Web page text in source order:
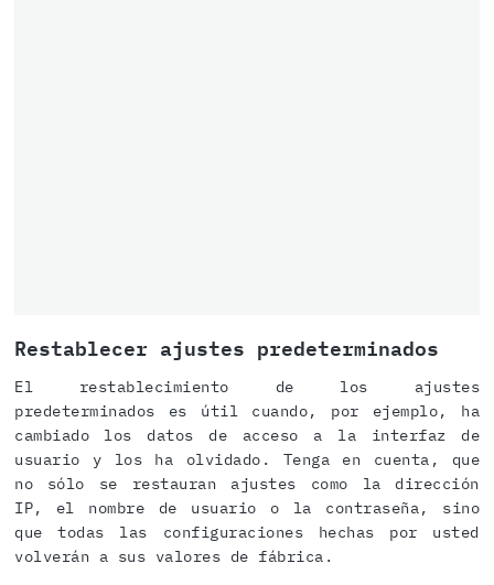
Restablecer ajustes predeterminados
El restablecimiento de los ajustes
predeterminados es útil cuando, por ejemplo, ha
cambiado los datos de acceso a la interfaz de
usuario y los ha olvidado. Tenga en cuenta, que
no sólo se restauran ajustes como la dirección
IP, el nombre de usuario o la contraseña, sino
que todas las configuraciones hechas por usted
volverán a sus valores de fábrica.